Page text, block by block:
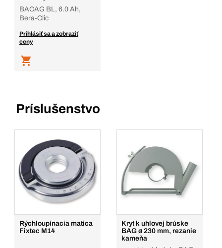
BACAG BL, 6.0 Ah,
Bera-Clic
Prihlásiť sa a zobraziť
ceny
Príslušenstvo
Rýchloupínacia matica
Fixtec M14
Kryt k uhlovej brúske
BAG ø 230 mm, rezanie
kameňa